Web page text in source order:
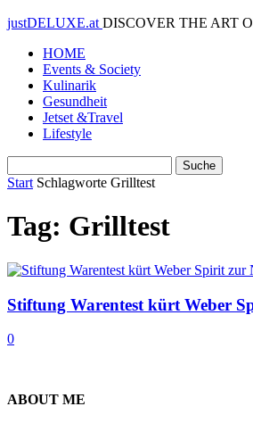
justDELUXE.at DISCOVER THE ART
HOME
Events & Society
Kulinarik
Gesundheit
Jetset &Travel
Lifestyle
Start Schlagworte Grilltest
Tag: Grilltest
Stiftung Warentest kürt Weber
0
ABOUT ME